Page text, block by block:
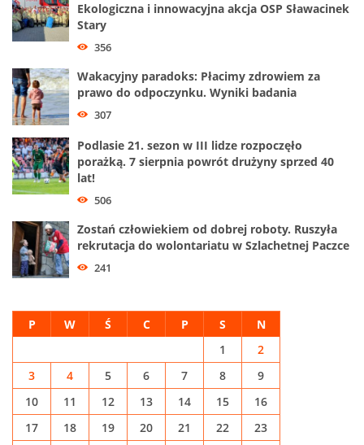
Ekologiczna i innowacyjna akcja OSP Sławacinek
Stary
356
Wakacyjny paradoks: Płacimy zdrowiem za
prawo do odpoczynku. Wyniki badania
307
Podlasie 21. sezon w III lidze rozpoczęło
porażką. 7 sierpnia powrót drużyny sprzed 40
lat!
506
Zostań człowiekiem od dobrej roboty. Ruszyła
rekrutacja do wolontariatu w Szlachetnej Paczce
241
P W Ś C P S N
1
2
3
4 5 6 7 8
9
10
11 12 13 14 15
16
17
18 19 20 21 22
23